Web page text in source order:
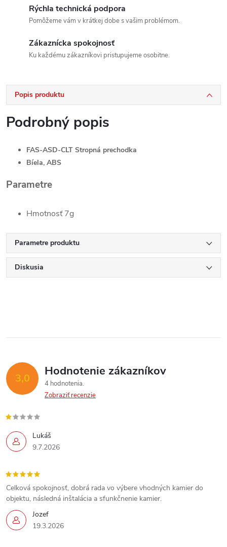
Rýchla technická podpora
Pomôžeme vám v krátkej dobe s vašim problémom.
Zákaznícka spokojnosť
Ku každému zákazníkovi pristupujeme osobitne.
Popis produktu
Podrobný popis
FAS-ASD-CLT Stropná prechodka
Bíela, ABS
Parametre
Hmotnosť 7g
Parametre produktu
Diskusia
3,0 Hodnotenie zákazníkov
4 hodnotenia
Zobraziť recenzie
Lukáš
9.7.2026
Jozef
19.3.2026
Celková spokojnosť, dobrá rada vo výbere vhodných kamier do
objektu, následná inštalácia a sfunkčnenie kamier.